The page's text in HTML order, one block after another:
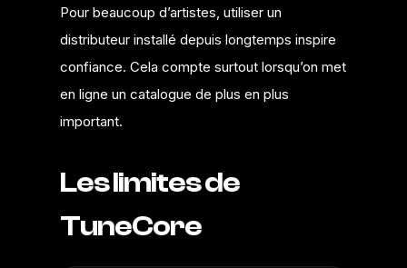
Pour beaucoup d’artistes, utiliser un
distributeur installé depuis longtemps inspire
confiance. Cela compte surtout lorsqu’on met
en ligne un catalogue de plus en plus
important.
Les limites de
TuneCore